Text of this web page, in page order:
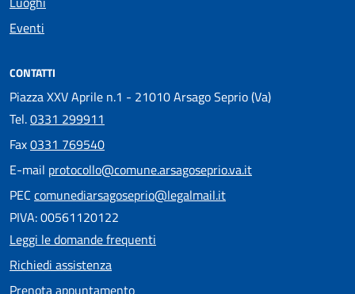
Eventi
CONTATTI
Piazza XXV Aprile n.1 - 21010 Arsago Seprio (Va)
Tel.0331 299911
Fax0331 769540
E-mail protocollo@comune.arsagoseprio.va.it
PEC comunediarsagoseprio@legalmail.it
PIVA: 00561120122
Leggi le domande frequenti
Richiedi assistenza
Prenota appuntamento